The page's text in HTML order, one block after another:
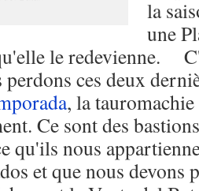
la
une
le redevienne.
ces deux
, la
Ce sont des
qu'ils nous
et que nous devons